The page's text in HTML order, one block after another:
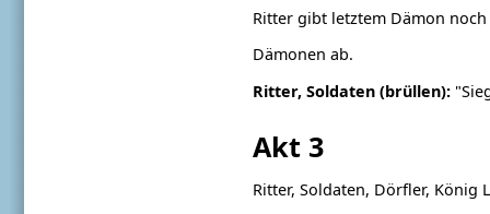
Ritter gibt letztem Dämon
Dämonen ab.
Ritter, Soldaten (brüllen):
Akt 3
Ritter, Soldaten, Dörfler, König